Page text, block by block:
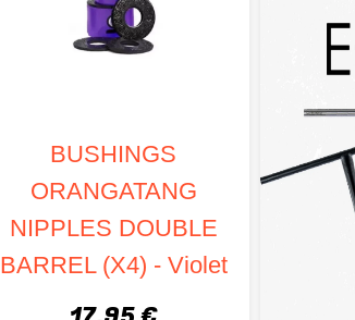
Optimisez la maniabilité et la
BUSHINGS
ORANGATANG
NIPPLES DOUBLE
BARREL (X4) - Violet